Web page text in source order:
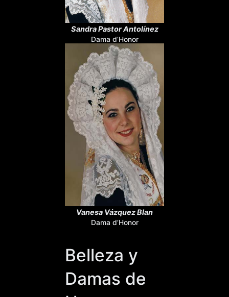
Sandra Pastor Antolínez
Dama d’Honor
Vanesa Vázquez Blan
Dama d’Honor
Belleza y
Damas de